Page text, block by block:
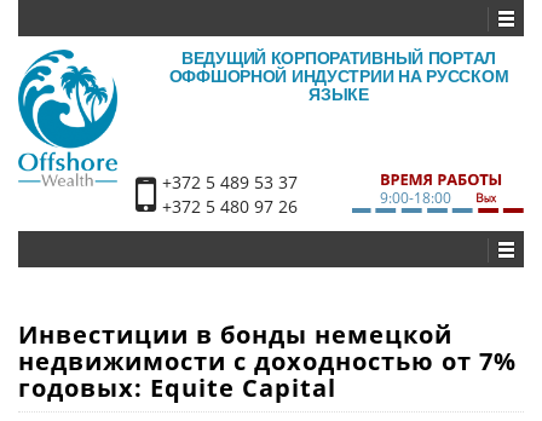
ВЕДУЩИЙ КОРПОРАТИВНЫЙ ПОРТАЛ
ОФФШОРНОЙ ИНДУСТРИИ НА РУССКОМ
ЯЗЫКЕ
+372 5 489 53 37
+372 5 480 97 26
9:00-18:00
Инвестиции в бонды немецкой
недвижимости с доходностью от 7%
годовых: Equite Capital